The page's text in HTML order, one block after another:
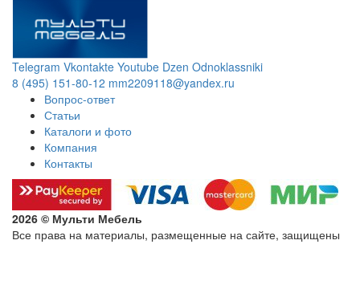
Telegram Vkontakte Youtube Dzen Odnoklassniki
8 (495) 151-80-12 mm2209118@yandex.ru
Вопрос-ответ
Статьи
Каталоги и фото
Компания
Контакты
2026 © Мульти Мебель
Все права на материалы, размещенные на сайте, защищены